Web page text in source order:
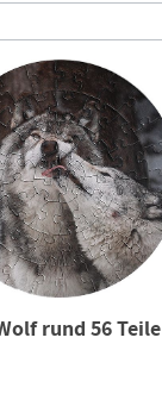
rund 56 Teile